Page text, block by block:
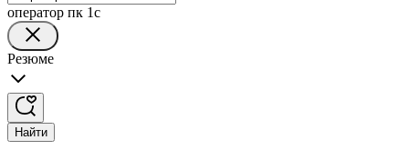
оператор пк 1с
Резюме
Найти